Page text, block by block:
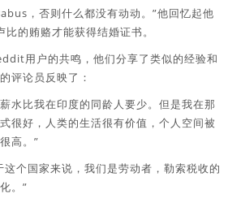
，否则什么都没有动动。”他回忆起他
的贿赂才能获得结婚证书。
用户的共鸣，他们分享了类似的经验和
评论员反映了：
水比我在印度的同龄人要少。但是我在那
很好，人类的生活很有价值，个人空间被
高。”
这个国家来说，我们是劳动者，勒索税收的
。”